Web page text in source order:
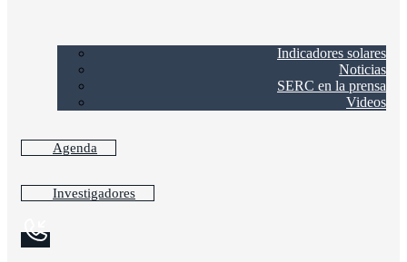
Indicadores solares
Noticias
SERC en la prensa
Videos
Agenda
Investigadores